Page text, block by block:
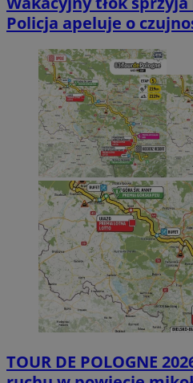
Policja apeluje o
TOUR DE POLOGNE